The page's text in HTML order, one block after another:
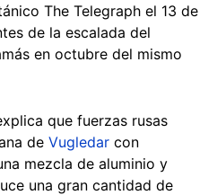
The Telegraph el 13 de
de la escalada del
en octubre del mismo
que fuerzas rusas
de Vugledar con
mezcla de aluminio y
una gran cantidad de